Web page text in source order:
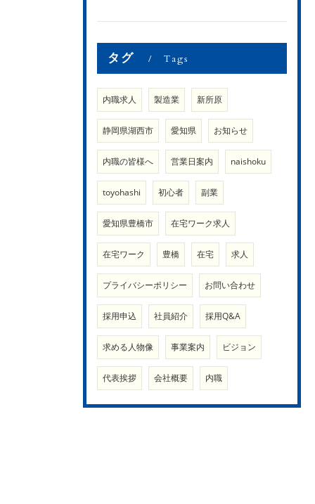
タグ Tags
内職求人 製造業 新所原
静岡県湖西市 愛知県 お知らせ
内職の皆様へ 営業日案内 naishoku
toyohashi 初心者 副業
愛知県豊橋市 在宅ワーク求人
在宅ワーク 豊橋 在宅 求人
プライバシーポリシー お問い合わせ
採用申込 社員紹介 採用Q&A
求める人物像 事業案内 ビジョン
代表挨拶 会社概要 内職